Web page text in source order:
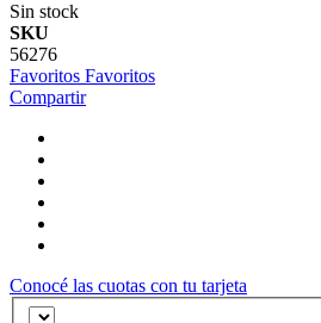
Sin stock
SKU
56276
Favoritos Favoritos
Compartir
Conocé las cuotas con tu tarjeta